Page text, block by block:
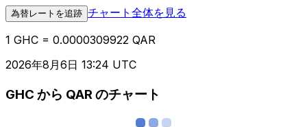
為替レートを追跡 チャート全体を見る
1 GHC = 0.0000309922 QAR
2026年8月6日 13:24 UTC
GHC から QAR のチャート